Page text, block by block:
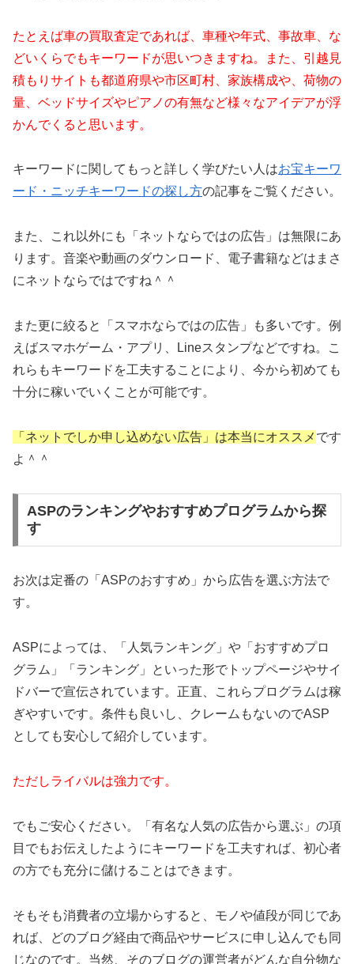
たとえば車の買取査定であれば、車種や年式、事故車、な
どいくらでもキーワードが思いつきますね。また、引越見
積もりサイトも都道府県や市区町村、家族構成や、荷物の
量、ベッドサイズやピアノの有無など様々なアイデアが浮
かんでくると思います。
キーワードに関してもっと詳しく学びたい人はお宝キーワ
ード・ニッチキーワードの探し方の記事をご覧ください。
また、これ以外にも「ネットならではの広告」は無限にあ
ります。音楽や動画のダウンロード、電子書籍などはまさ
にネットならではですね＾＾
また更に絞ると「スマホならではの広告」も多いです。例
えばスマホゲーム・アプリ、Lineスタンプなどですね。こ
れらもキーワードを工夫することにより、今から初めても
十分に稼いでいくことが可能です。
「ネットでしか申し込めない広告」は本当にオススメ です
よ＾＾
ASPのランキングやおすすめプログラムから探
す
お次は定番の「ASPのおすすめ」から広告を選ぶ方法で
す。
ASPによっては、「人気ランキング」や「おすすめプロ
グラム」「ランキング」といった形でトップページやサイ
ドバーで宣伝されています。正直、これらプログラムは稼
ぎやすいです。条件も良いし、クレームもないのでASP
としても安心して紹介しています。
ただしライバルは強力です。
でもご安心ください。「有名な人気の広告から選ぶ」の項
目でもお伝えしたようにキーワードを工夫すれば、初心者
の方でも充分に儲けることはできます。
そもそも消費者の立場からすると、モノや値段が同じであ
れば、どのブログ経由で商品やサービスに申し込んでも同
じなのです。当然、そのブログの運営者がどんな自分物な